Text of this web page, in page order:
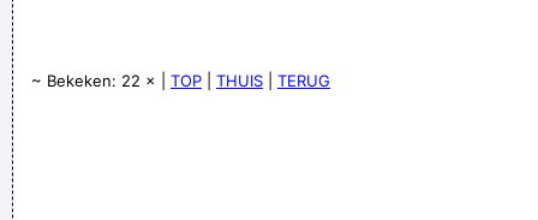
~ Bekeken: 22 × | TOP THUIS TERUG